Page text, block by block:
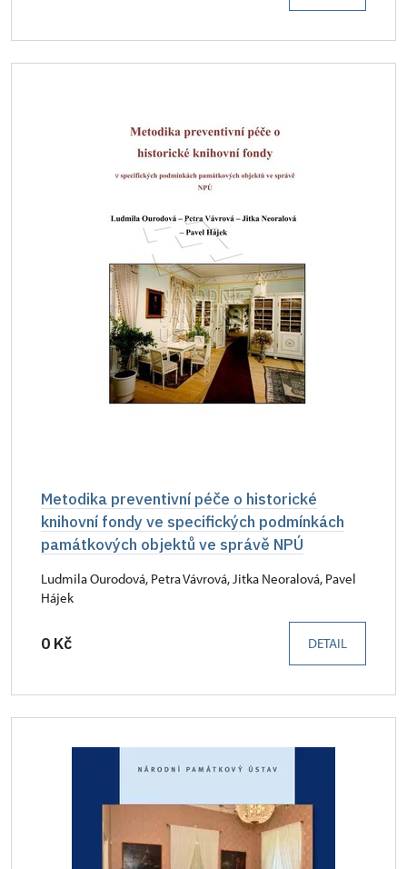
Metodika preventivní péče o historické
knihovní fondy ve specifických podmínkách
památkových objektů ve správě NPÚ
Ludmila Ourodová, Petra Vávrová, Jitka Neoralová, Pavel
Hájek
0 Kč DETAIL